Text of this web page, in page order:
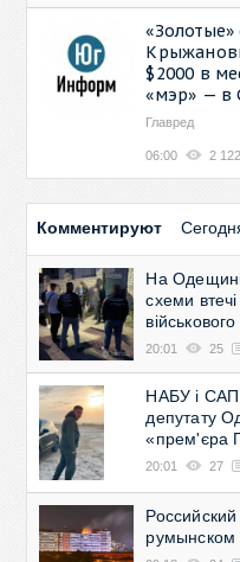
«Золотые»
$2000 в
«мэр» — в
Главред
06:00 2 122
Комментируют
На Одещині
схеми
військового
20:01 25
НАБУ і САП
депутату
«прем'єра
20:01 27
румынском